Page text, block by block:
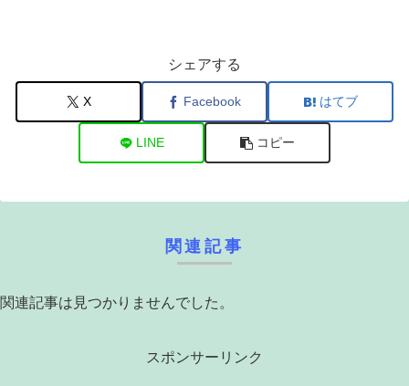
シェアする
X Facebook はてブ
LINE コピー
関連記事
関連記事は見つかりませんでした。
スポンサーリンク